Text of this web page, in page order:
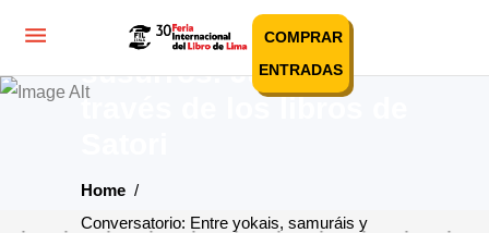
COMPRAR
ENTRADAS
yokais, samuráis y
susurros. Japón a
través de los libros de
Home /
Conversatorio: Entre yokais, samuráis y